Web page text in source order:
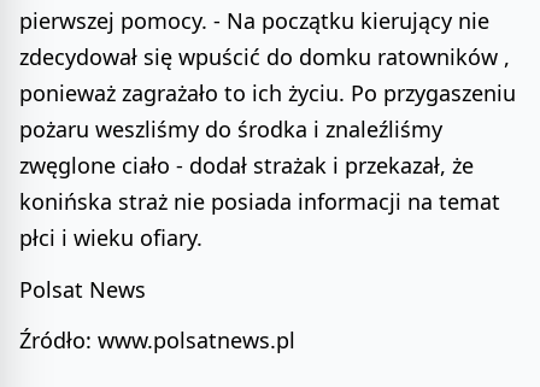
pierwszej pomocy. - Na początku kierujący nie
zdecydował się wpuścić do domku ratowników ,
ponieważ zagrażało to ich życiu. Po przygaszeniu
pożaru weszliśmy do środka i znaleźliśmy
zwęglone ciało - dodał strażak i przekazał, że
konińska straż nie posiada informacji na temat
płci i wieku ofiary.
Polsat News
Źródło: www.polsatnews.pl